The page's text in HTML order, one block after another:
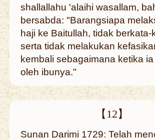
shallallahu 'alaihi wasallam,
bersabda: "Barangsiapa
haji ke Baitullah, tidak berkata-
serta tidak melakukan
kembali sebagaimana ketika
oleh ibunya."
【12】
Sunan Darimi 1729: Telah